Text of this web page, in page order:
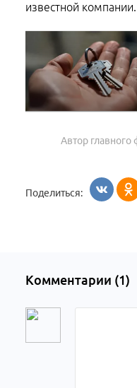
известной компании.
Автор главного
Поделиться:
Комментарии (1)